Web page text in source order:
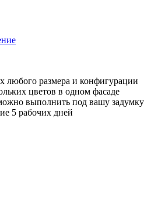
любого размера и конфигурации
цветов в одном фасаде
выполнить под вашу задумку
5 рабочих дней